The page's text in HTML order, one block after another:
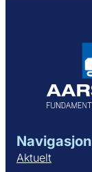
Navigasjon
Aktuelt